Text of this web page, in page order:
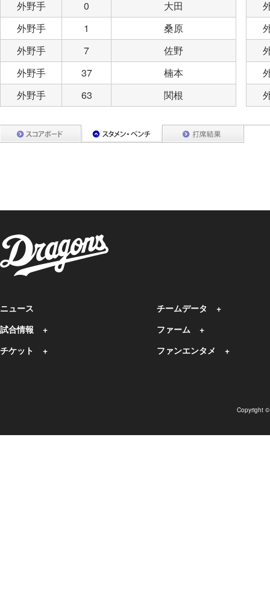
外野手
0
大田
外野手
1
桑原
外野手
7
佐野
外野手
37
楠本
外野手
63 関根
ニュース
試合情報
チケット
チームデータ
ファーム
ファンエンタメ
Copyright